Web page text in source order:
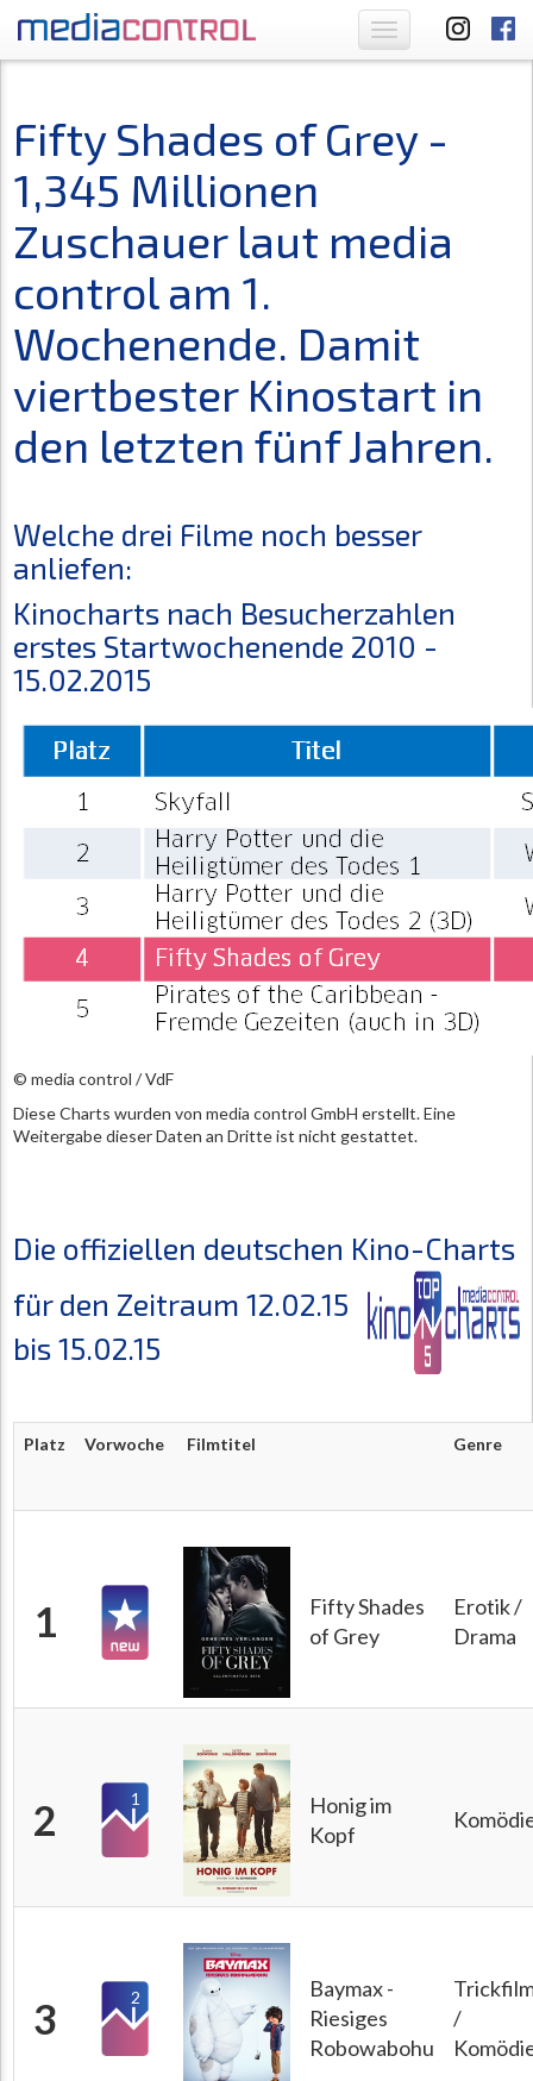
Toggle
navigation
Fifty Shades of Grey -
1,345 Millionen
Zuschauer laut media
control am 1.
Wochenende. Damit
viertbester Kinostart in
den letzten fünf Jahren.
Welche drei Filme noch besser
anliefen:
Kinocharts nach Besucherzahlen
erstes Startwochenende 2010 -
15.02.2015
© media control / VdF
Diese Charts wurden von media control GmbH erstellt. Eine
Weitergabe dieser Daten an Dritte ist nicht gestattet.
Die offiziellen deutschen Kino-Charts
für den Zeitraum 12.02.15
bis 15.02.15
Platz Vorwoche Filmtitel Genre
1
Fifty Shades
of Grey
Erotik /
Drama
2 1
Honig im
Kopf
3 2
Baymax -
Riesiges
Robowabohu
/